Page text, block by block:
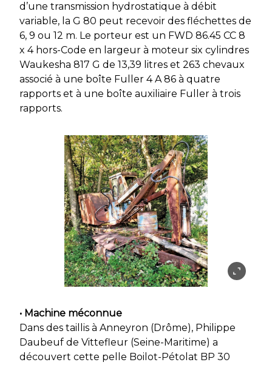
d’une transmission hydrostatique à débit
variable, la G 80 peut recevoir des fléchettes de
6, 9 ou 12 m. Le porteur est un FWD 86.45 CC 8
x 4 hors-Code en largeur à moteur six cylindres
Waukesha 817 G de 13,39 litres et 263 chevaux
associé à une boîte Fuller 4 A 86 à quatre
rapports et à une boîte auxiliaire Fuller à trois
rapports.
• Machine méconnue
Dans des taillis à Anneyron (Drôme), Philippe
Daubeuf de Vittefleur (Seine-Maritime) a
découvert cette pelle Boilot-Pétolat BP 30